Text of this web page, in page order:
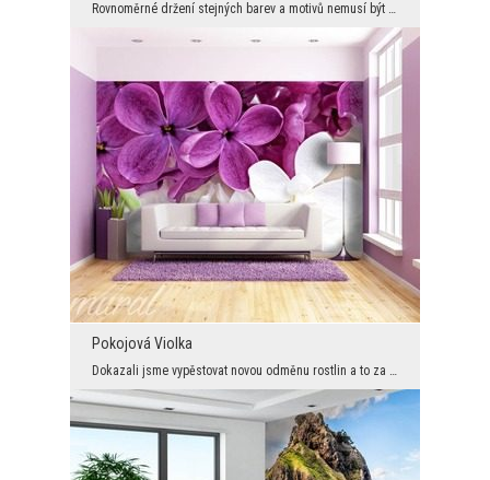
Rovnoměrné držení stejných barev a motivů nemusí být vždy úplně tak nudné, jak se může na první p...
Pokojová Violka
Dokazali jsme vypěstovat novou odměnu rostlin a to za pomocí obrovské vlny těch nezjájímavějších ...